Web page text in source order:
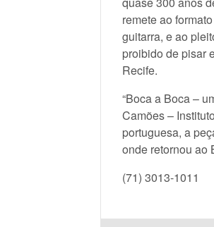
remete ao
guitarra, e ao
proibido de pisar
Recife.
“Boca a Boca –
Camões –
portuguesa, a
onde retornou ao
(71) 3013-1011